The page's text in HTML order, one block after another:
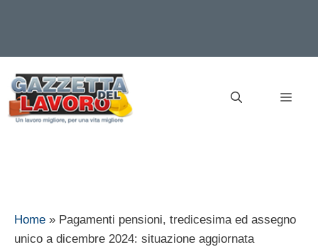
contenuto
Home » Pagamenti pensioni, tredicesima ed assegno
unico a dicembre 2024: situazione aggiornata